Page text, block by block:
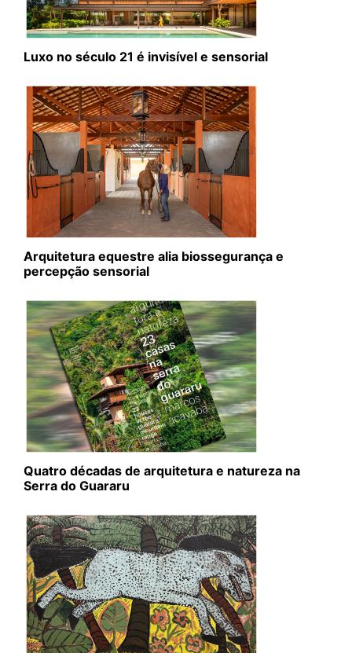
Luxo no século 21 é invisível e sensorial
Arquitetura equestre alia biossegurança e
percepção sensorial
Quatro décadas de arquitetura e natureza na
Serra do Guararu